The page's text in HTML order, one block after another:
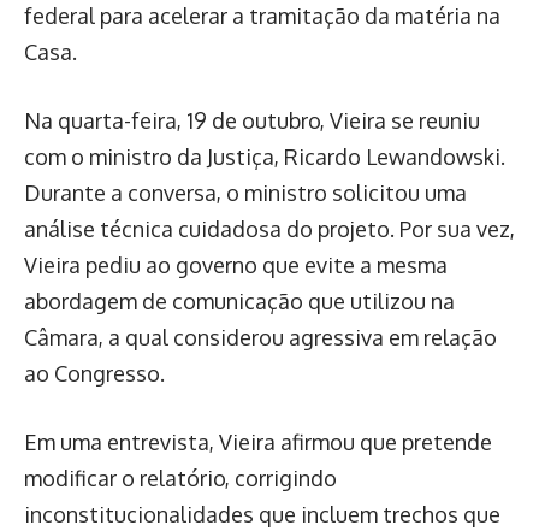
federal para acelerar a tramitação da matéria na
Casa.
Na quarta-feira, 19 de outubro, Vieira se reuniu
com o ministro da Justiça, Ricardo Lewandowski.
Durante a conversa, o ministro solicitou uma
análise técnica cuidadosa do projeto. Por sua vez,
Vieira pediu ao governo que evite a mesma
abordagem de comunicação que utilizou na
Câmara, a qual considerou agressiva em relação
ao Congresso.
Em uma entrevista, Vieira afirmou que pretende
modificar o relatório, corrigindo
inconstitucionalidades que incluem trechos que